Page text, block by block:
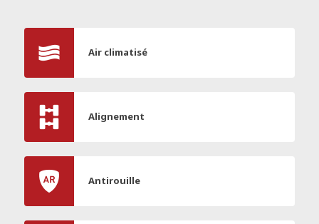
Air climatisé
Alignement
Antirouille